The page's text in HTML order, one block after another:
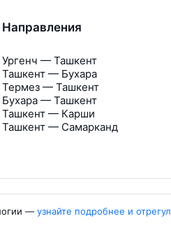
Направления
Ургенч — Ташкент
Ташкент — Бухара
Термез — Ташкент
Бухара — Ташкент
Ташкент — Карши
Ташкент — Самарканд
— узнайте подробнее и